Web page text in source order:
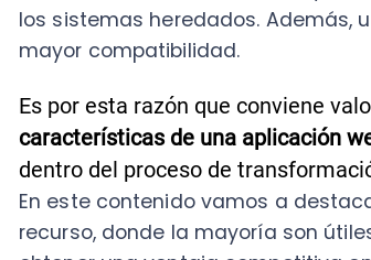
dentro del proceso de transformación
En este contenido vamos a destacar
obtener una ventaja competitiva en
¡Sigue leyendo hasta el final!
¿Qué es una aplicación web?